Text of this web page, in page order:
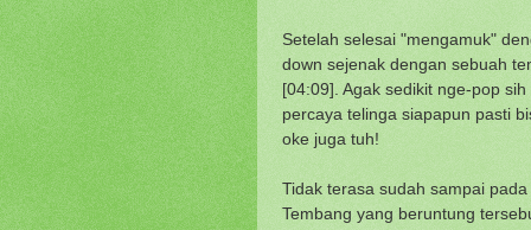
Setelah selesai "mengamuk"
down sejenak dengan sebuah
[04:09]. Agak sedikit nge-pop
percaya telinga siapapun pasti
oke juga tuh!
Tidak terasa sudah sampai
Tembang yang beruntung